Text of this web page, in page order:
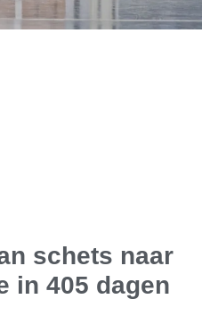
schets naar
in 405 dagen